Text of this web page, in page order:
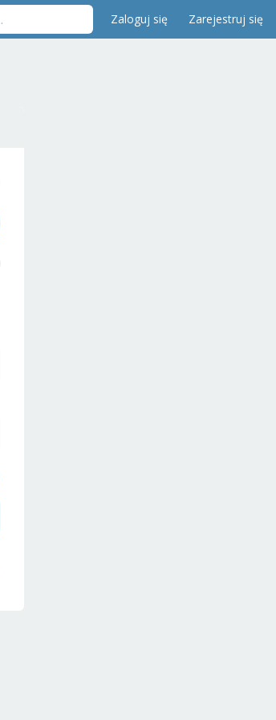
Zaloguj się Zarejestruj się